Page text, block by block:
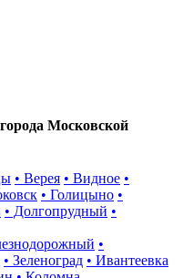
Московской
• Верея • Видное •
• Голицыно •
• Долгопрудный •
•
• Зеленоград • Ивантеевка